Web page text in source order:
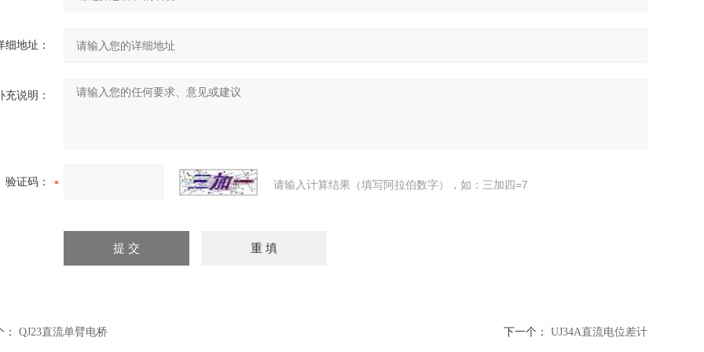
细地址：
充说明：
验证码： 请输入计算结果（填写阿拉伯数字），如：三加四=7
QJ23直流单臂电桥 下一个： UJ34A直流电位差计